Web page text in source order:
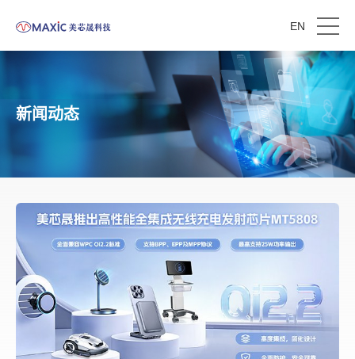
EN
新闻动态